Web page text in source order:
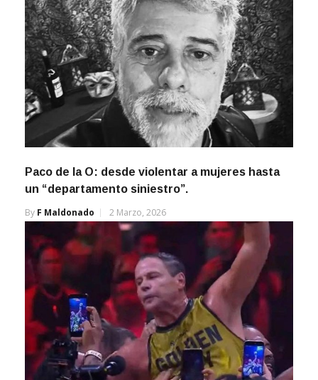
Paco de la O: desde violentar a mujeres hasta
un “departamento siniestro”.
By F Maldonado 2 Marzo, 2026